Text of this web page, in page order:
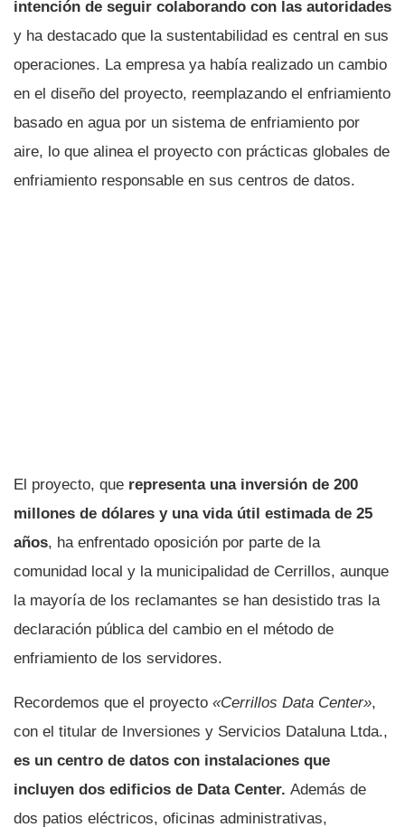
intención de seguir colaborando con las autoridades
y ha destacado que la sustentabilidad es central en sus
operaciones. La empresa ya había realizado un cambio
en el diseño del proyecto, reemplazando el enfriamiento
basado en agua por un sistema de enfriamiento por
aire, lo que alinea el proyecto con prácticas globales de
enfriamiento responsable en sus centros de datos.
El proyecto, que representa una inversión de 200
millones de dólares y una vida útil estimada de 25
años, ha enfrentado oposición por parte de la
comunidad local y la municipalidad de Cerrillos, aunque
la mayoría de los reclamantes se han desistido tras la
declaración pública del cambio en el método de
enfriamiento de los servidores.
Recordemos que el proyecto «Cerrillos Data Center»,
con el titular de Inversiones y Servicios Dataluna Ltda.,
es un centro de datos con instalaciones que
incluyen dos edificios de Data Center. Además de
dos patios eléctricos, oficinas administrativas,